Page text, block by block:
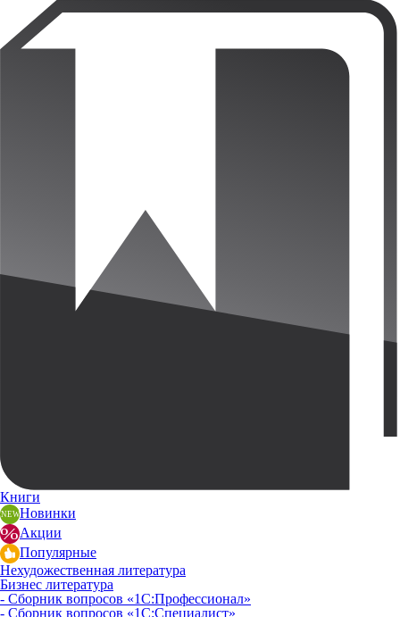
Книги
Новинки
Акции
Популярные
Нехудожественная литература
Бизнес литература
- Сборник вопросов «1С:Профессионал»
- Сборник вопросов «1С:Специалист»